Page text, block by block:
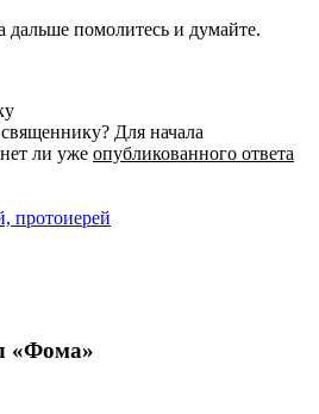
помолитесь и думайте.
Для начала
ли уже опубликованного ответа
«Фома»